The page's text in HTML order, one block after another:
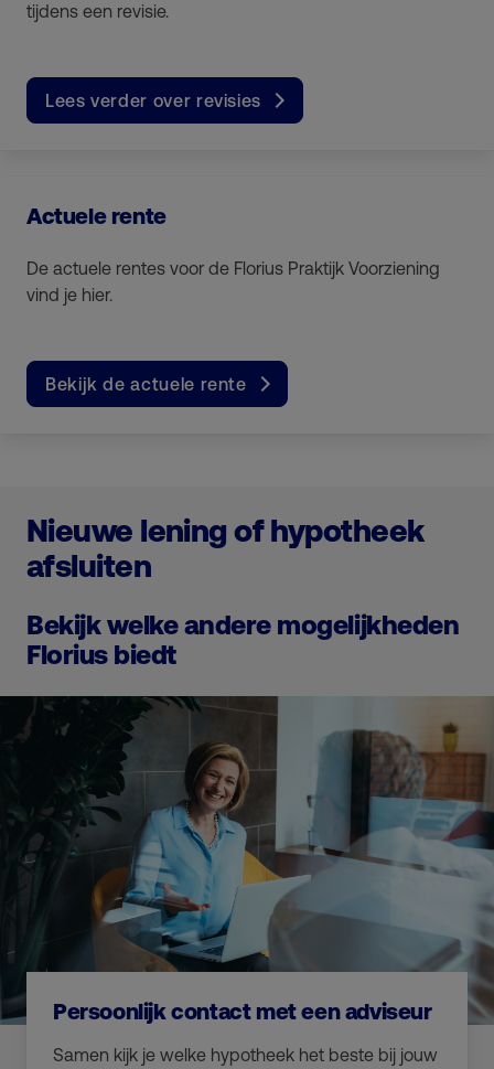
tijdens een revisie.
Lees verder over revisies
Actuele rente
De actuele rentes voor de Florius Praktijk Voorziening
vind je hier.
Bekijk de actuele rente
Nieuwe lening of hypotheek
afsluiten
Bekijk welke andere mogelijkheden
Florius biedt
Persoonlijk contact met een adviseur
Samen kijk je welke hypotheek het beste bij jouw